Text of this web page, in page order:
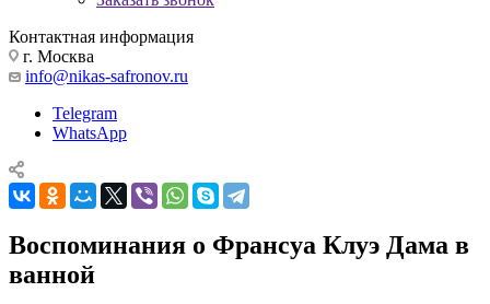
Контактная информация
г. Москва
info@nikas-safronov.ru
Telegram
WhatsApp
Воспоминания о Франсуа Клуэ Дама в
ванной